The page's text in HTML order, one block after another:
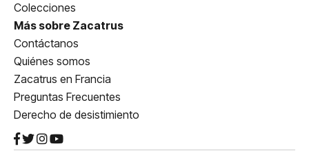
Colecciones
Más sobre Zacatrus
Contáctanos
Quiénes somos
Zacatrus en Francia
Preguntas Frecuentes
Derecho de desistimiento